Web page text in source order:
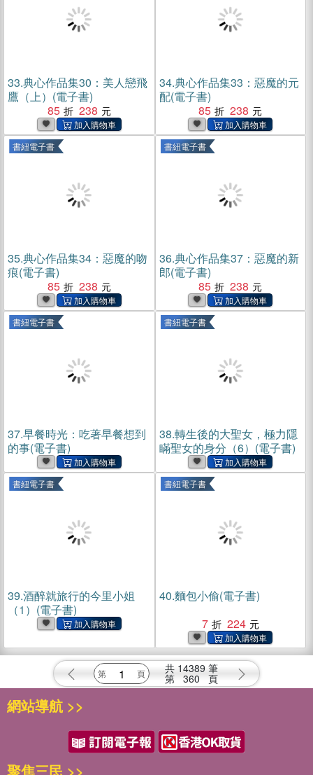
33.典心作品集30：美人戀飛
鷹（上）(電子書)
85
238
34.典心作品集33：惡魔的元
配(電子書)
85
238
書紐電子書
35.典心作品集34：惡魔的吻
痕(電子書)
85
238
書紐電子書
36.典心作品集37：惡魔的新
郎(電子書)
85
238
書紐電子書
37.早餐時光：吃著早餐想到
的事(電子書)
書紐電子書
38.轉生後的大聖女，極力隱
瞞聖女的身分（6）(電子書)
書紐電子書
39.酒醉就旅行的今里小姐
（1）(電子書)
書紐電子書
40.麵包小偷(電子書)
7
224
共 14389 筆
第 360 頁
網站導航 >>
聚焦三民 >>